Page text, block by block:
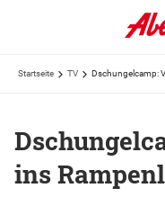
Startseite TV Dschungelcamp:
ins